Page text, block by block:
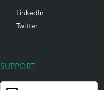
LinkedIn
Twitter
SUPPORT